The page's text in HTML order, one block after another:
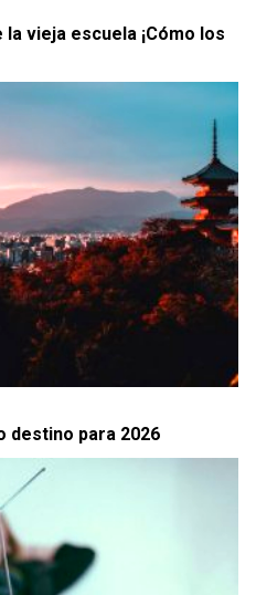
la vieja escuela ¡Cómo los
destino para 2026